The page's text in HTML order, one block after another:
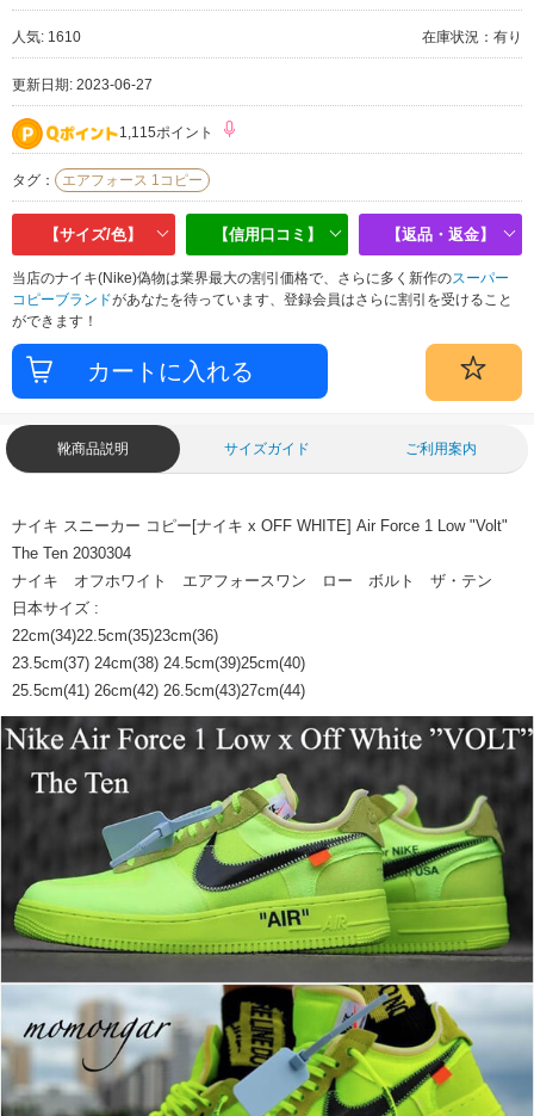
人気: 1610 在庫状況：有り
更新日期: 2023-06-27
1,115ポイント
タグ： エアフォース 1コピー
【サイズ/色】 【信用口コミ】 【返品・返金】
当店のナイキ(Nike)偽物は業界最大の割引価格で、さらに多く新作のスーパー
コピーブランドがあなたを待っています、登録会員はさらに割引を受けること
ができます！
靴商品説明 サイズガイド ご利用案内
ナイキ スニーカー コピー[ナイキ x OFF WHITE] Air Force 1 Low "Volt"
The Ten 2030304
ナイキ オフホワイト エアフォースワン ロー ボルト ザ・テン
日本サイズ :
22cm(34)22.5cm(35)23cm(36)
23.5cm(37) 24cm(38) 24.5cm(39)25cm(40)
25.5cm(41) 26cm(42) 26.5cm(43)27cm(44)